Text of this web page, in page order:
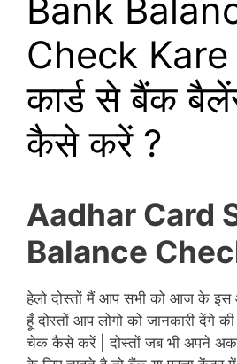
Bank
Check Kare
कार्ड से बैंक
कैसे करें ?
Aadhar Card
Balance
हेलो दोस्तों मैं आप सभी को आज के इस
हूँ दोस्तों आप लोगो को जानकारी देंगे
चेक कैसे करें | दोस्तों जब भी अपने